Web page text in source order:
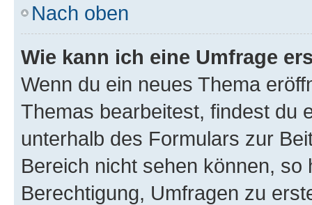
Nach oben
Wie kann ich eine Umfrage
Wenn du ein neues Thema
Themas bearbeitest, findest du
unterhalb des Formulars zur
Bereich nicht sehen können,
Berechtigung, Umfragen zu